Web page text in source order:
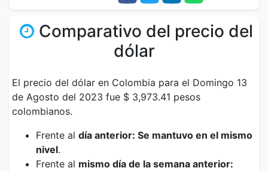
Comparativo del precio del
dólar
El precio del dólar en Colombia para el Domingo 13
de Agosto del 2023 fue $ 3,973.41 pesos
colombianos.
Frente al día anterior: Se mantuvo en el mismo
nivel.
Frente al mismo día de la semana anterior: